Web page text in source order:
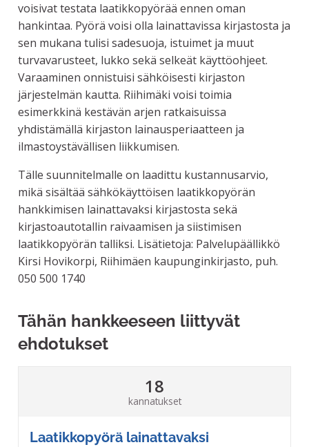
voisivat testata laatikkopyörää ennen oman
hankintaa. Pyörä voisi olla lainattavissa kirjastosta ja
sen mukana tulisi sadesuoja, istuimet ja muut
turvavarusteet, lukko sekä selkeät käyttöohjeet.
Varaaminen onnistuisi sähköisesti kirjaston
järjestelmän kautta. Riihimäki voisi toimia
esimerkkinä kestävän arjen ratkaisuissa
yhdistämällä kirjaston lainausperiaatteen ja
ilmastoystävällisen liikkumisen.
Tälle suunnitelmalle on laadittu kustannusarvio,
mikä sisältää sähkökäyttöisen laatikkopyörän
hankkimisen lainattavaksi kirjastosta sekä
kirjastoautotallin raivaamisen ja siistimisen
laatikkopyörän talliksi. Lisätietoja: Palvelupäällikkö
Kirsi Hovikorpi, Riihimäen kaupunginkirjasto, puh.
050 500 1740
Tähän hankkeeseen liittyvät
ehdotukset
Laatikkopyörä lainattavaksi
18
kannatukset